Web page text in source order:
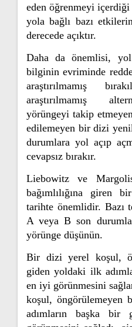
eden öğrenmeyi
yola bağlı bazı
derecede açıktır.
Daha da önemlisi, yol
bilginin evriminde
araştırılmamış
araştırılmamış
yörüngeyi takip
edilemeyen bir dizi
durumlara yol açıp
cevapsız bırakır.
Liebowitz ve
bağımlılığına giren
tarihte önemlidir.
A veya B son
yörünge düşünün.
Bir dizi yerel koşul,
giden yoldaki ilk
en iyi görünmesini
koşul, öngörülemeyen
adımların başka